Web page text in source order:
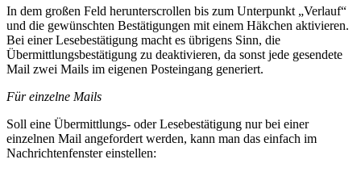
In dem großen Feld herunterscrollen bis zum Unterpunkt „Verlauf“
und die gewünschten Bestätigungen mit einem Häkchen aktivieren.
Bei einer Lesebestätigung macht es übrigens Sinn, die
Übermittlungsbestätigung zu deaktivieren, da sonst jede gesendete
Mail zwei Mails im eigenen Posteingang generiert.
Für einzelne Mails
Soll eine Übermittlungs- oder Lesebestätigung nur bei einer
einzelnen Mail angefordert werden, kann man das einfach im
Nachrichtenfenster einstellen: